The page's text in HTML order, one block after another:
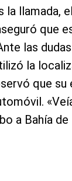
la llamada,
que
las
la
que su
a Bahía de